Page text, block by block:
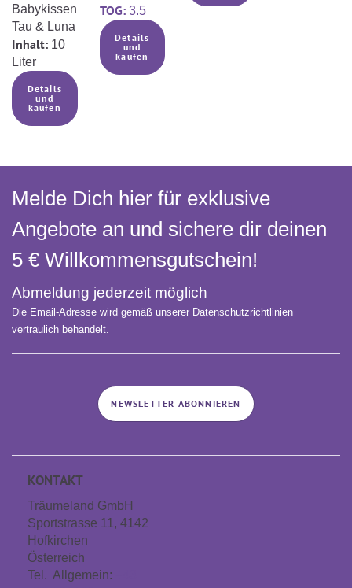
Babykissen
Tau & Luna
Inhalt: 10
Liter
Details
und
kaufen
TOG:3.5
Details
und
kaufen
Melde Dich hier für exklusive
Angebote an und sichere dir deinen
5 € Willkommens­gutschein!
Abmeldung jederzeit möglich
Die Email-Adresse wird gemäß unserer Datenschutzrichtlinien
vertraulich behandelt.
NEWSLETTER ABONNIEREN
KONTAKT
Träumeland GmbH
Sportstrasse 11, 4142
Hofkirchen
Österreich
Tel. Allgemein: